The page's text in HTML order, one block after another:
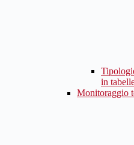
in
Monitoraggio